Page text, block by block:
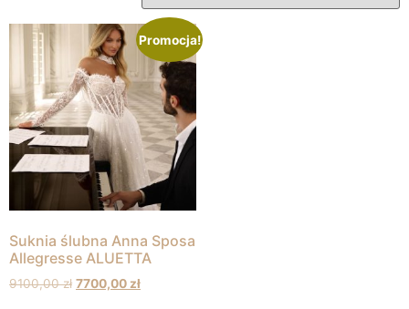
Promocja!
Suknia ślubna Anna Sposa
Allegresse ALUETTA
9100,00zł 7700,00zł